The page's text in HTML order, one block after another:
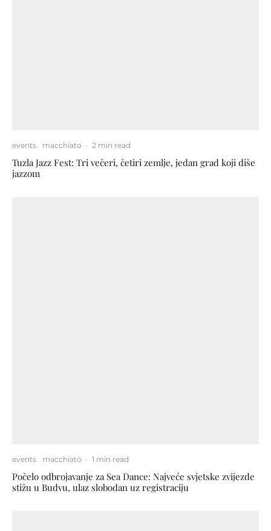
events macchiato · 2 min read
Tuzla Jazz Fest: Tri večeri, četiri zemlje, jedan grad koji diše
jazzom
events macchiato · 1 min read
Počelo odbrojavanje za Sea Dance: Najveće svjetske zvijezde
stižu u Budvu, ulaz slobodan uz registraciju